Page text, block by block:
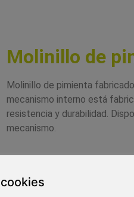
Molinillo de
Molinillo de pimienta
mecanismo interno está
resistencia y durabilidad.
mecanismo.